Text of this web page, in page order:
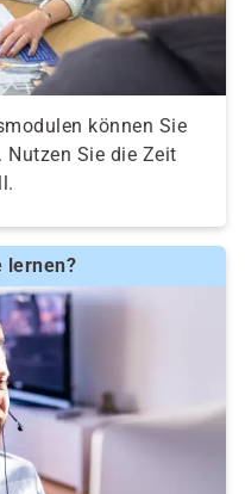
können Sie
Sie die Zeit
lernen?